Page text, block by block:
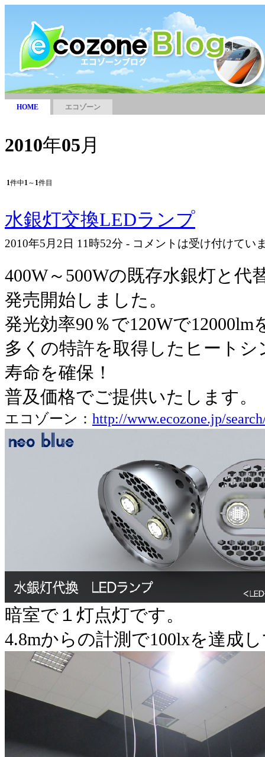
HOME エコゾーン
2010年05月
1件中1～ 1件目
水銀灯交換LEDランプ
2010年5月2日 11時52分 - コメントは受け付けてい
400W～500Wの既存水銀灯と代
発売開始しました。
発光効率90％で120Wで
多くの特許を取得したヒートシ
寿命を確保！
普及価格でご提供いたします。
エコゾーン： http://www.ecozone.jp/
暗室で１灯点灯です。
4.8mからの計測で100lxを達成